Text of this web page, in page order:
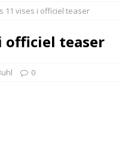
11 vises i officiel teaser
officiel teaser
0